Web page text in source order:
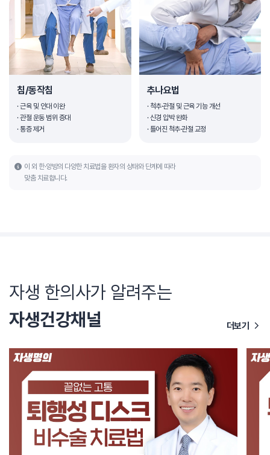
침/동작침
· 근육 및 인대 이완
· 관절 운동 범위 증대
· 통증 제거
추나요법
· 척추·관절 및 근육 기능 개선
· 신경 압박 완화
· 틀어진 척추·관절 교정
이 외 한·양방의 다양한 치료법을 환자의 상태와 단계에 따라
맞춤 치료합니다.
자생 한의사가 알려주는
자생건강채널
더보기